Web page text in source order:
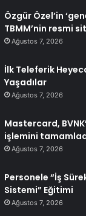
Özgür Özel’in
TBMM’nin resmi
Ağustos 7, 2026
İlk Teleferik
Yaşadılar
Ağustos 7, 2026
Mastercard,
işlemini
Ağustos 7, 2026
Personele “İş
Sistemi” Eğitimi
Ağustos 7, 2026